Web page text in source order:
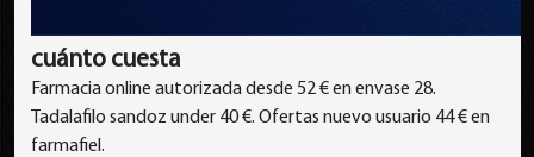
cuánto cuesta
Farmacia online autorizada desde 52 € en envase 28.
Tadalafilo sandoz under 40 €. Ofertas nuevo usuario 44 € en
farmafiel.